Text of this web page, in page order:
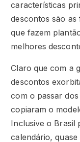
características
descontos são as
que fazem
melhores
Claro que com a
descontos
com o passar
copiaram o
Inclusive o Brasil
calendário,